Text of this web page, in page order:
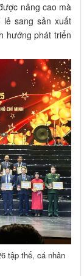
nâng cao mà
sang sản xuất
hướng phát triển
tập thể, cá nhân